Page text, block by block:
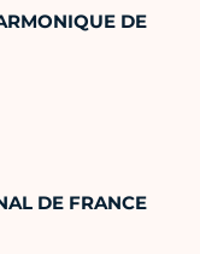
DE
DE FRANCE